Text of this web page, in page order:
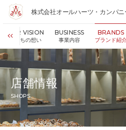
株式会社オールハーツ・カンパニ
OUR VISION
私たちの想い
BUSINESS
事業内容
BRANDS
ブランド紹
株式会社オールハーツ・カンパニ
店舗検索
HOME
NEWS お知らせ
OUR VISION 私たちの想
MESSAGE 代表メッセ
VALUES
店舗情報
SHOPS